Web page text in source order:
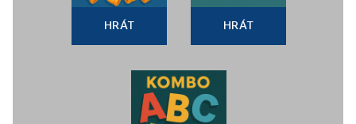
HRÁT HRÁT